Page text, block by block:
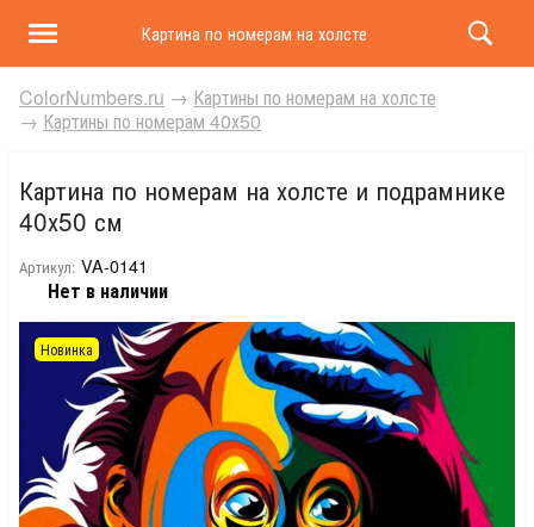
Картина по номерам на холсте и подрамнике 40х50
ColorNumbers.ru → Картины по номерам на холсте
→ Картины по номерам 40х50
Картина по номерам на холсте и подрамнике
40х50 см
Артикул: VA-0141
Нет в наличии
Новинка